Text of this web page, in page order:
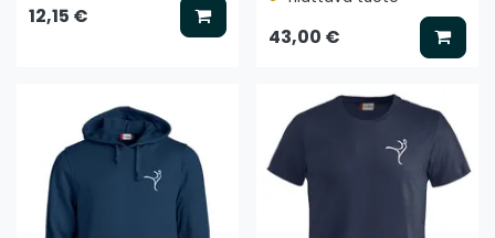
12,15 € Lisää koriin
43,00 €